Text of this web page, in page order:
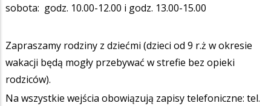
sobota: godz. 10.00-12.00 i godz. 13.00-15.00
Zapraszamy rodziny z dziećmi (dzieci od 9 r.ż w okresie
wakacji będą mogły przebywać w strefie bez opieki
rodziców).
Na wszystkie wejścia obowiązują zapisy telefoniczne: tel.